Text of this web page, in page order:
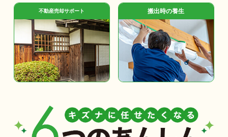
不動産売却サポート 搬出時の養生